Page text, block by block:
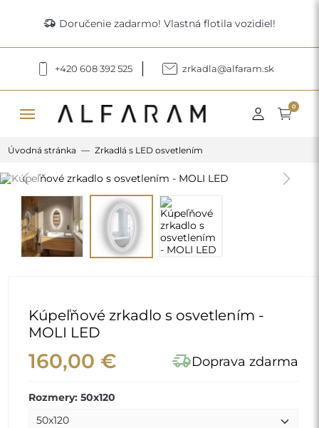
delivery_truck_speed Doručenie zadarmo! Vlastná flotila vozidiel!
+420 608 392 525 zrkadla@alfaram.sk
menu 0
Úvodná stránka Zrkadlá s LED osvetlením
Previous Next
Kúpeľňové zrkadlo s osvetlením -
MOLI LED
160,00 € delivery_truck_speedDoprava zdarma
Rozmery: 50x120